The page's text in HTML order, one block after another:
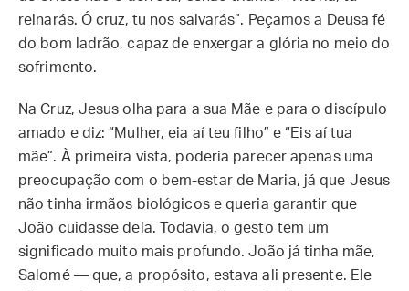
reinarás. Ó cruz, tu nos salvarás”. Peçamos a Deusa fé
do bom ladrão, capaz de enxergar a glória no meio do
sofrimento.
Na Cruz, Jesus olha para a sua Mãe e para o discípulo
amado e diz: “Mulher, eia aí teu filho” e “Eis aí tua
mãe”. À primeira vista, poderia parecer apenas uma
preocupação com o bem-estar de Maria, já que Jesus
não tinha irmãos biológicos e queria garantir que
João cuidasse dela. Todavia, o gesto tem um
significado muito mais profundo. João já tinha mãe,
Salomé — que, a propósito, estava ali presente. Ele